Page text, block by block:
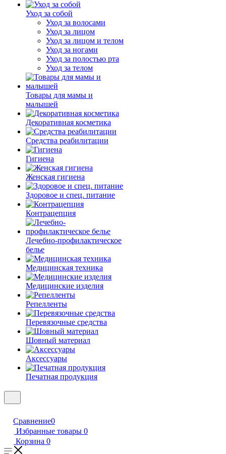
Уход за собой
Уход за волосами
Уход за лицом
Уход за лицом и телом
Уход за ногами
Уход за полостью рта
Уход за телом
Товары для мамы и
малышей
Декоративная косметика
Средства реабилитации
Гигиена
Женская гигиена
Здоровое и спец. питание
Контрацепция
Лечебно-профилактическое
белье
Медицинская техника
Медицинские изделия
Репелленты
Перевязочные средства
Шовный материал
Аксессуары
Печатная продукция
Сравнение0
Избранные товары 0
Корзина 0